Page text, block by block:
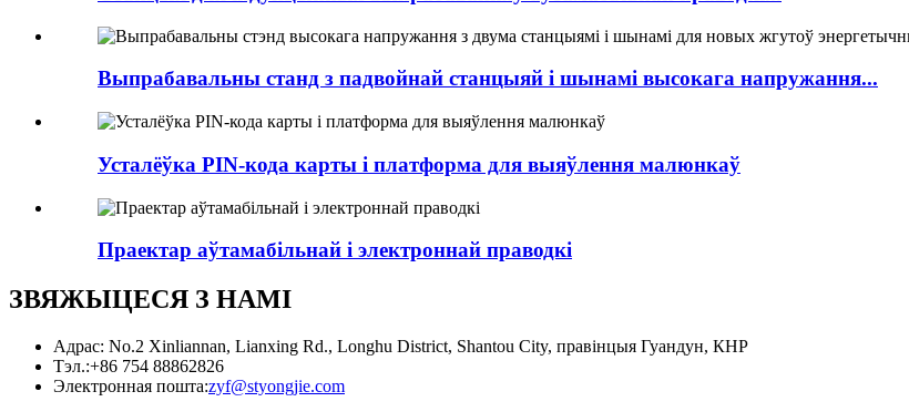
Выпрабавальны станд з падвойнай станцыяй і шынамі высокага напружання...
Усталёўка PIN-кода карты і платформа для выяўлення малюнкаў
Праектар аўтамабільнай і электроннай праводкі
ЗВЯЖЫЦЕСЯ З НАМІ
Адрас: No.2 Xinliannan, Lianxing Rd., Longhu District, Shantou City, правінцыя Гуандун, КНР
Тэл.:+86 754 88862826
Электронная пошта:zyf@styongjie.com